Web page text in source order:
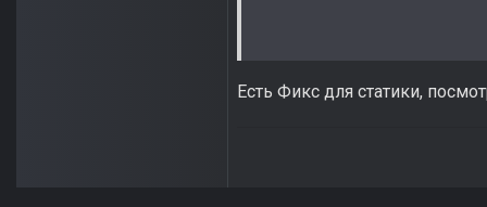
Есть Фикс для статики,